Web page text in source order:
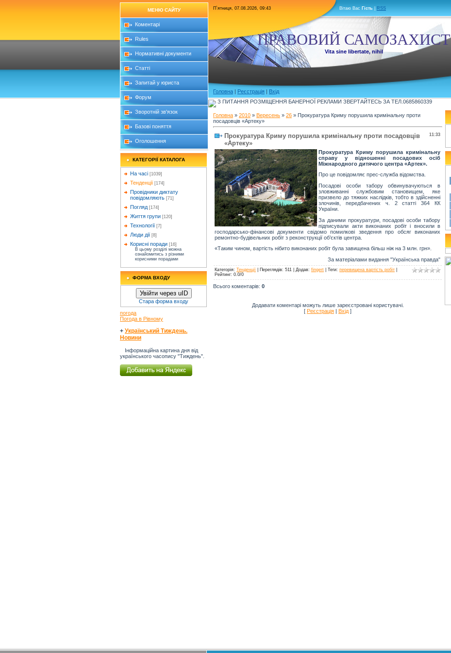
МЕНЮ САЙТУ
Коментарі
Rules
Нормативні документи
Статті
Запитай у юриста
Форум
Зворотній зв'язок
Базові поняття
Оголошення
КАТЕГОРІЇ КАТАЛОГА
На часі [1039]
Тенденції [174]
Провідники диктату
повідомляють [71]
Погляд [174]
Життя групи [120]
Технології [7]
Люди дії [8]
Корисні поради [16]
В цьому розділі можна
ознайомитись з різними
корисними порадами
ФОРМА ВХОДУ
Увійти через uID
Стара форма входу
погода
Погода в Рівному
+ Український Тиждень.
Новини
Інформаційна картина дня від
українського часопису "Тиждень".
П`ятниця, 07.08.2026, 09:43 Вітаю Вас Гість RSS
ПРАВОВИЙ САМОЗАХИСТ
Vita sine libertate, nihil
Головна | Реєстрація | Вхід
З ПИТАННЯ РОЗМІЩЕННЯ БАНЕРНОЇ РЕКЛАМИ ЗВЕРТАЙТЕСЬ ЗА ТЕЛ.0685860339
Головна » 2010 » Вересень » 26 » Прокуратура Криму порушила кримінальну проти
посадовців «Артеку»
11:33
Прокуратура Криму порушила кримінальну проти посадовців
«Артеку»
Прокуратура Криму порушила кримінальну
справу у відношенні посадових осіб
Міжнародного дитячого центра «Артек».
Про це повідомляє прес-служба відомства.
Посадові особи табору обвинувачуються в
зловживанні службовим становищем, яке
призвело до тяжких наслідків, тобто в здійсненні
злочинів, передбачених ч. 2 статті 364 КК
України.
За даними прокуратури, посадові особи табору
підписували акти виконаних робіт і вносили в
господарсько-фінансові документи свідомо помилкові зведення про обсяг виконаних
ремонтно-будівельних робіт з реконструкції об’єктів центра.
«Таким чином, вартість нібито виконаних робіт була завищена більш ніж на 3 млн. грн».
За матеріалами видання "Українська правда"
Категорія: Тенденції Переглядів: 511 | Додав: fingert Теги: перевищена вартість робіт
Рейтинг: 0.0/0
Всього коментарів: 0
Додавати коментарі можуть лише зареєстровані користувачі.
[ Реєстрація | Вхід ]